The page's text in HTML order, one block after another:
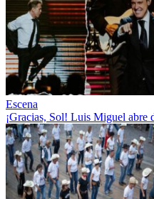
Escena
¡Gracias, Sol! Luis Miguel abre